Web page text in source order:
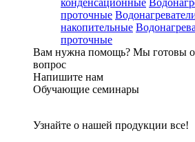
конденсационные
проточные
накопительные
проточные
Вам нужна помощь? Мы готовы
вопрос
Напишите нам
Обучающие семинары
Узнайте о нашей продукции все!